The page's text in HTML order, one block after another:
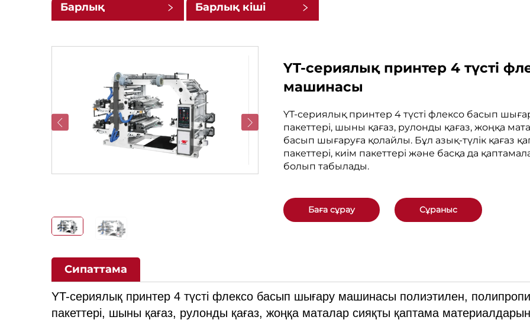
Барлық Барлық кіші
YT-сериялық принтер 4 түсті
машинасы
YT-сериялық принтер 4 түсті флексо басып
пакеттері, шыны қағаз, рулонды қағаз, жоңқа
басып шығаруға қолайлы. Бұл азық-түлік қағаз
пакеттері, киім пакеттері және басқа да
болып табылады.
Баға сұрау Сұраныс
Сипаттама
YT-сериялық принтер 4 түсті флексо басып шығару машинасы полиэтилен,
пакеттері, шыны қағаз, рулонды қағаз, жоңқа маталар сияқты қаптама материалдарын